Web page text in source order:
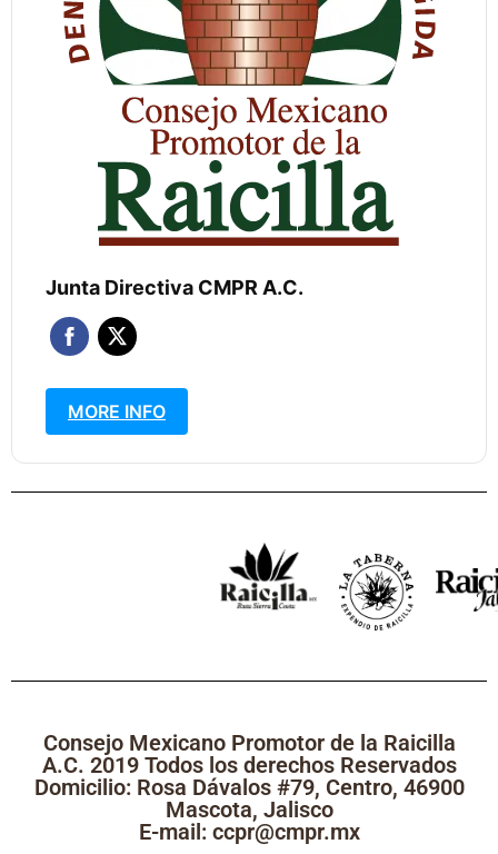
Junta Directiva CMPR A.C.
MORE INFO
Consejo Mexicano Promotor de la Raicilla
A.C. 2019 Todos los derechos Reservados
Domicilio: Rosa Dávalos #79, Centro, 46900
Mascota, Jalisco
E-mail: ccpr@cmpr.mx